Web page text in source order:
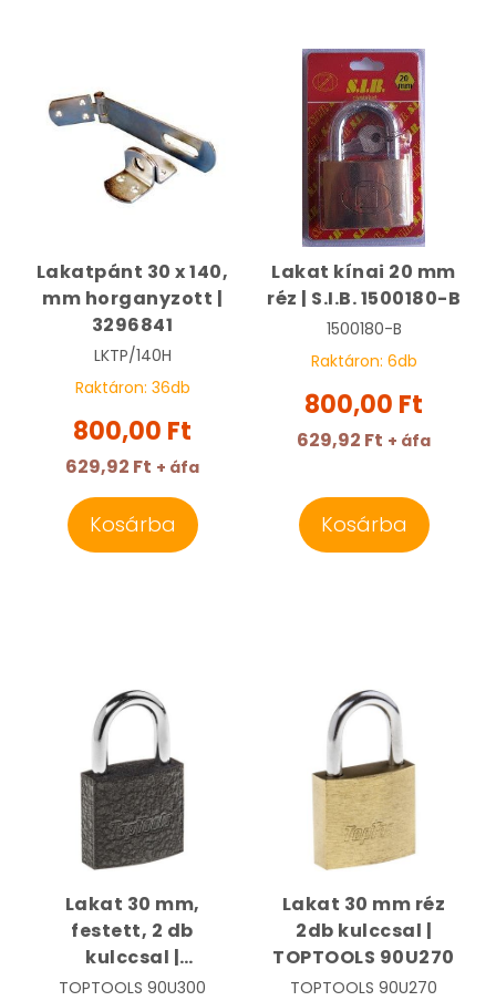
Lakatpánt 30 x 140,
mm horganyzott |
3296841
LKTP/140H
Raktáron: 36db
800,00 Ft
629,92 Ft + áfa
Kosárba
Lakat kínai 20 mm
réz | S.I.B. 1500180-B
1500180-B
Raktáron: 6db
800,00 Ft
629,92 Ft + áfa
Kosárba
Lakat 30 mm,
festett, 2 db
kulccsal |
TOPTOOLS 90U300
TOPTOOLS 90U300
Lakat 30 mm réz
2db kulccsal |
TOPTOOLS 90U270
TOPTOOLS 90U270